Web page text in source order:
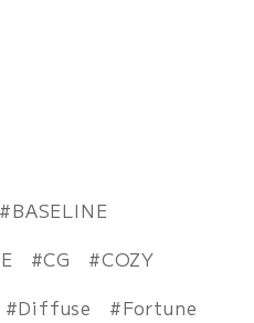
BASELINE
CG
COZY
Diffuse
Fortune